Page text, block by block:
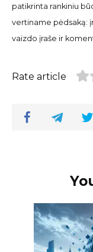
patikrinta rankiniu
vertiname pėdsaką:
vaizdo įraše ir
Rate article